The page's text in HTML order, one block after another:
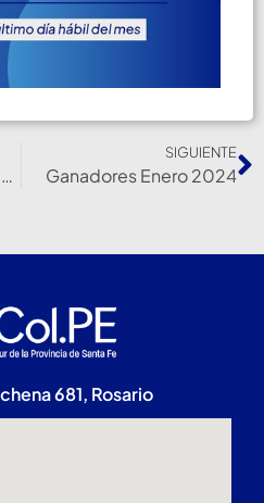
Ganadores Diciembre 2023
SIGUIENTE
Ganadores Enero 2024
681, Rosario